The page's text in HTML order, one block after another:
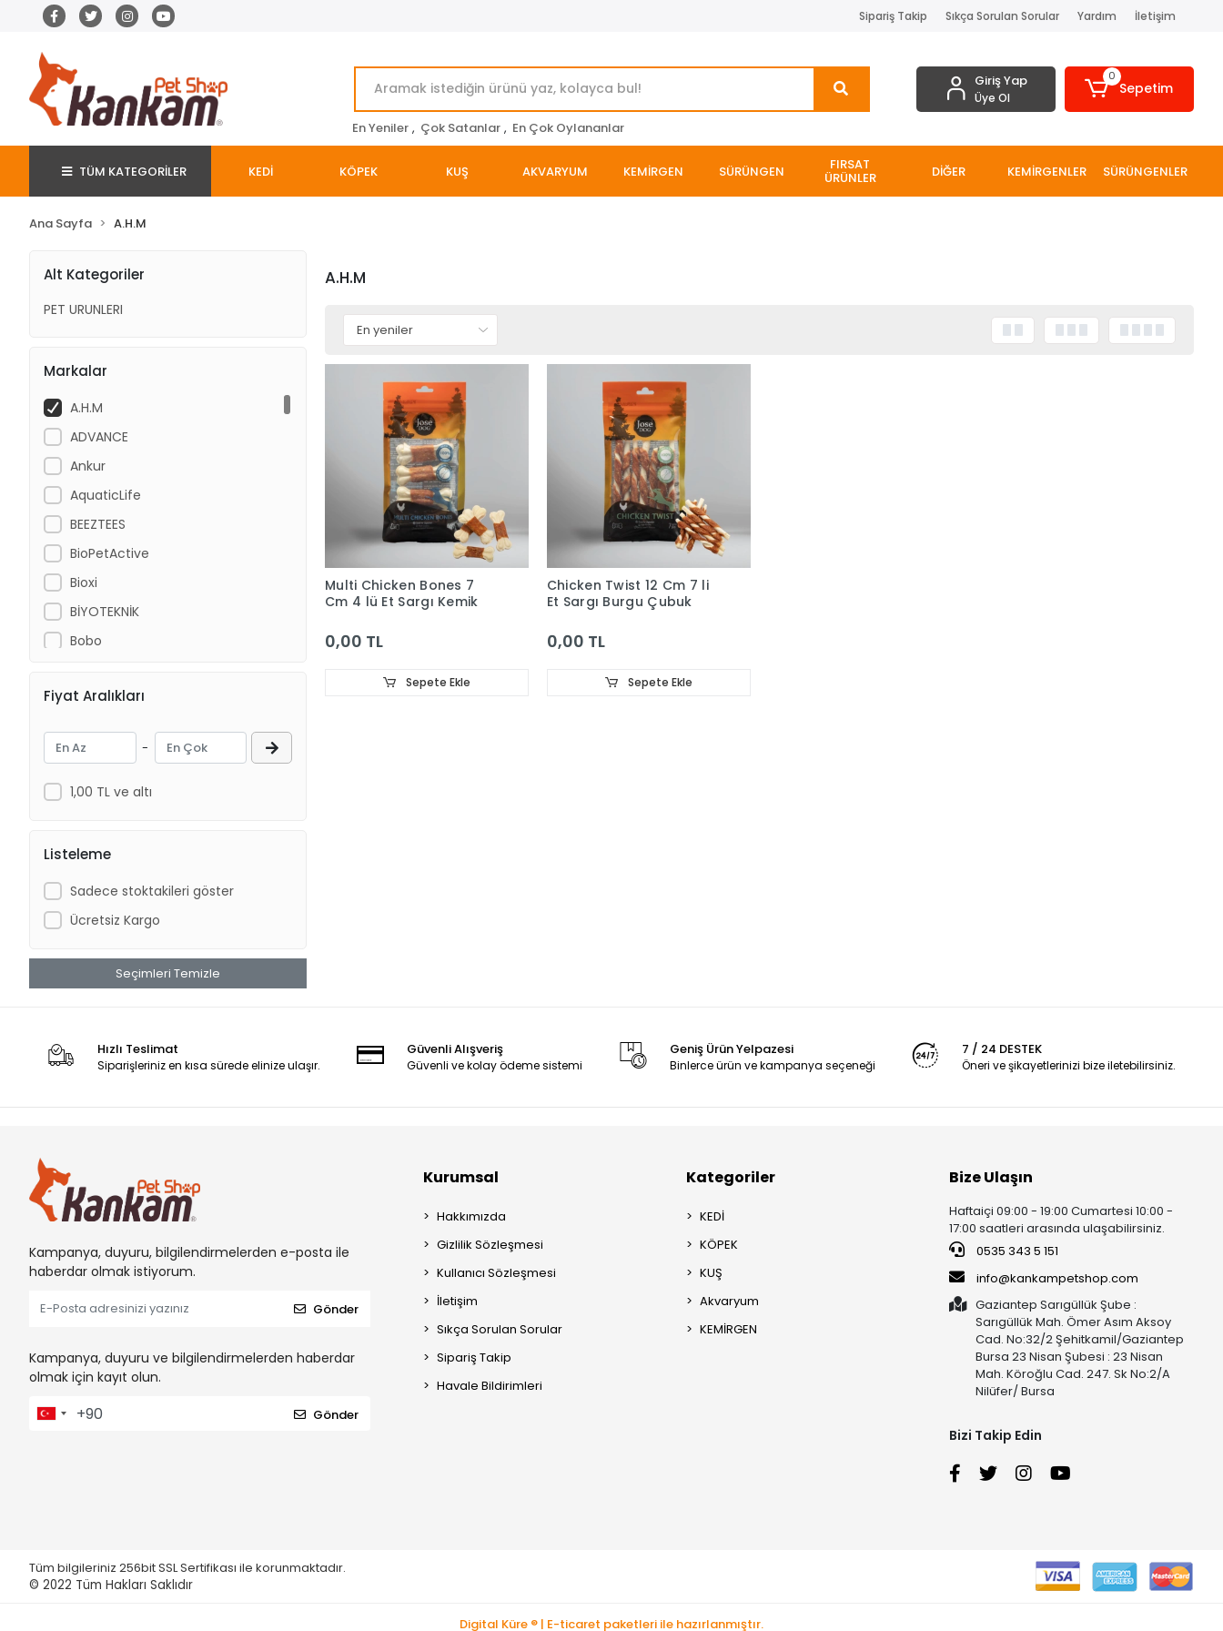
Sipariş Takip Sıkça Sorulan Sorular Yardım İletişim
En Yeniler , Çok Satanlar , En Çok Oylananlar
Giriş Yap
Üye Ol
0
Sepetim
TÜM KATEGORİLER KEDİ KÖPEK KUŞ AKVARYUM KEMİRGEN SÜRÜNGEN FIRSAT
ÜRÜNLER DİĞER KEMİRGENLER SÜRÜNGENLER
Ana Sayfa A.H.M
Alt Kategoriler
PET URUNLERI
Markalar
A.H.M
ADVANCE
Ankur
AquaticLife
BEEZTEES
BioPetActive
Bioxi
BİYOTEKNİK
Bobo
Chicos
CROCUS
DANSOR
DAYANG
DOPHİN
EJET
EzyDog
GARDEN MIX
GARDEN MIX BENTONIT
Hagen Aquaclear
Hagen Elite
Hagen ExoTerra
Hagen Fluval
Hagen Habitral
Hagen LivingWord
Hagen Vision
JET
Fiyat Aralıkları
-
1,00 TL ve altı
Listeleme
Sadece stoktakileri göster
Ücretsiz Kargo
Seçimleri Temizle
A.H.M
Multi Chicken Bones 7
Cm 4 lü Et Sargı Kemik
0,00 TL
Sepete Ekle
Chicken Twist 12 Cm 7 li
Et Sargı Burgu Çubuk
0,00 TL
Sepete Ekle
Hızlı Teslimat
Siparişleriniz en kısa sürede elinize ulaşır.
Güvenli Alışveriş
Güvenli ve kolay ödeme sistemi
Geniş Ürün Yelpazesi
Binlerce ürün ve kampanya seçeneği
7 / 24 DESTEK
Öneri ve şikayetlerinizi bize iletebilirsiniz.
Kampanya, duyuru, bilgilendirmelerden e-posta ile
haberdar olmak istiyorum.
Gönder
Kampanya, duyuru ve bilgilendirmelerden haberdar
olmak için kayıt olun.
Gönder
Kurumsal
Hakkımızda
Gizlilik Sözleşmesi
Kullanıcı Sözleşmesi
İletişim
Sıkça Sorulan Sorular
Sipariş Takip
Havale Bildirimleri
Kategoriler
KEDİ
KÖPEK
KUŞ
Akvaryum
KEMİRGEN
Bize Ulaşın
Haftaiçi 09:00 - 19:00 Cumartesi 10:00 -
17:00 saatleri arasında ulaşabilirsiniz.
0535 343 5 151
info@kankampetshop.com
Gaziantep Sarıgüllük Şube :
Sarıgüllük Mah. Ömer Asım Aksoy
Cad. No:32/2 Şehitkamil/Gaziantep
Bursa 23 Nisan Şubesi : 23 Nisan
Mah. Köroğlu Cad. 247. Sk No:2/A
Nilüfer/ Bursa
Bizi Takip Edin
Tüm bilgileriniz 256bit SSL Sertifikası ile korunmaktadır.
© 2022 Tüm Hakları Saklıdır
Digital Küre ® | E-ticaret paketleri ile hazırlanmıştır.